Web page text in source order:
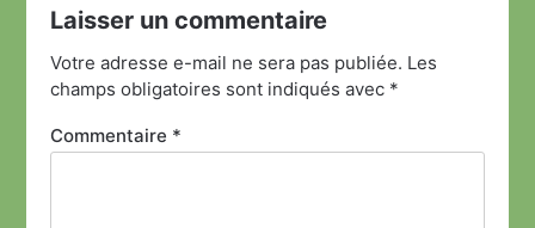
Laisser un commentaire
Votre adresse e-mail ne sera pas publiée. Les
champs obligatoires sont indiqués avec *
Commentaire *